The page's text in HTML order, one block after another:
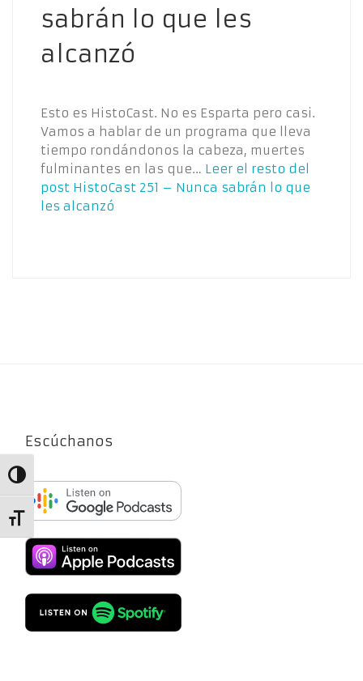
Alternar alto contraste
Alternar tamaño de letra
sabrán lo que les
alcanzó
Esto es HistoCast. No es Esparta pero casi.
Vamos a hablar de un programa que lleva
tiempo rondándonos la cabeza, muertes
fulminantes en las que… Leer el resto del
post HistoCast 251 – Nunca sabrán lo que
les alcanzó
Escúchanos